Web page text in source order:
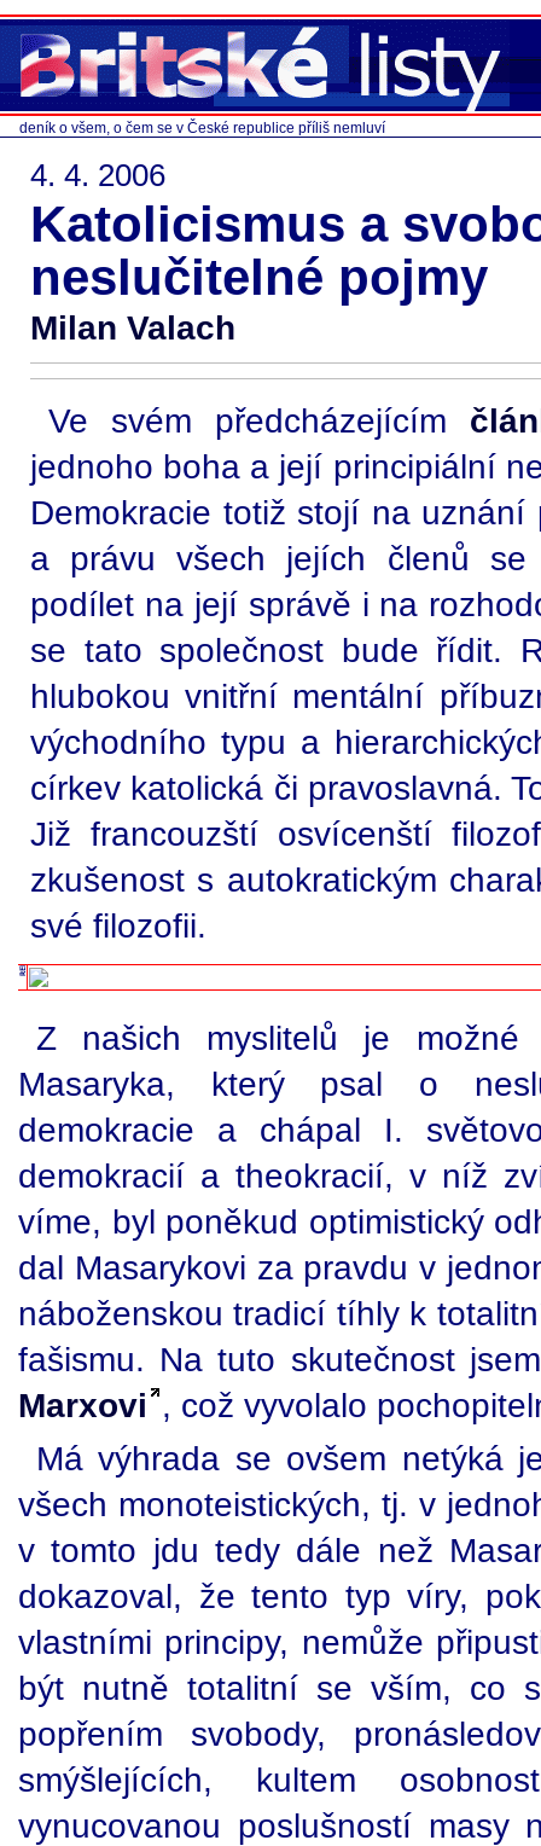
deník o všem, o čem se v České republice příliš nemluví
4. 4. 2006
Katolicismus a
neslučitelné pojmy
Milan Valach
Ve svém předcházejícím
jednoho boha a její principiální
Demokracie totiž stojí na uznání
a právu všech jejích členů se
podílet na její správě i na
se tato společnost bude řídit.
hlubokou vnitřní mentální
východního typu a
církev katolická či pravoslavná.
Již francouzští osvícenští
zkušenost s autokratickým
své filozofii.
Z našich myslitelů je možné
Masaryka, který psal o
demokracie a chápal I.
demokracií a theokracií, v níž
víme, byl poněkud optimistický
dal Masarykovi za pravdu v
náboženskou tradicí tíhly k
fašismu. Na tuto skutečnost
Marxovi , což vyvolalo
Má výhrada se ovšem netýká
všech monoteistických, tj. v
v tomto jdu tedy dále než
dokazoval, že tento typ víry,
vlastními principy, nemůže
být nutně totalitní se vším, co
popřením svobody,
smýšlejících, kultem
vynucovanou poslušností masy